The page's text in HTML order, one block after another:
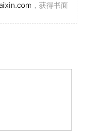
，获得书面